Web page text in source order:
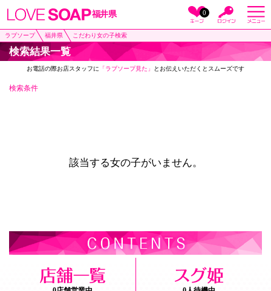
福井県 0
ラブソープ 福井県 こだわり女の子検索
検索結果一覧
お電話の際お店スタッフに 「ラブソープ見た」 とお伝えいただくとスムーズです
検索条件
該当する女の子がいません。